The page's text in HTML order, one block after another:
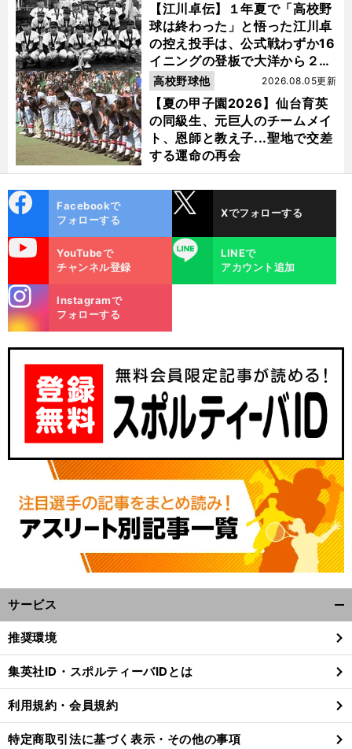
【江川卓伝】１年夏で「高校野
球は終わった」と悟った江川卓
の控え投手は、公式戦わずか16
イニングの登板で大洋から２位
指名を受けた
【夏の甲子園2026】仙台育英
の同級生、元巨人のチームメイ
ト、恩師と教え子...聖地で交差
する運命の再会
2026.08.05更新
高校野球他
ok
Facebookで
フォローする
Xでフォローする
YouTubeで
チャンネル登録
LINE
LINEで
アカウント追加
m
Instagramで
フォローする
サービス
閉
る
推奨環境
集英社ID・スポルティーバIDとは
利用規約・会員規約
特定商取引法に基づく表示・その他の事項